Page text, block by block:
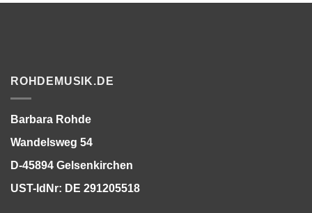
ROHDEMUSIK.DE
Barbara Rohde
Wandelsweg 54
D-45894 Gelsenkirchen
UST-IdNr: DE 291205518